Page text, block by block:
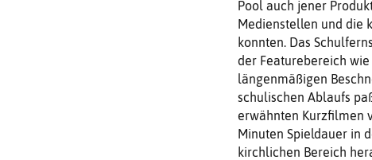
Pool auch jener
Medienstellen und die
konnten. Das
der Featurebereich
längen­mäßigen
schulischen Ablaufs
erwähnten Kurzfilmen
Minuten Spieldauer in
kirchlichen Bereich